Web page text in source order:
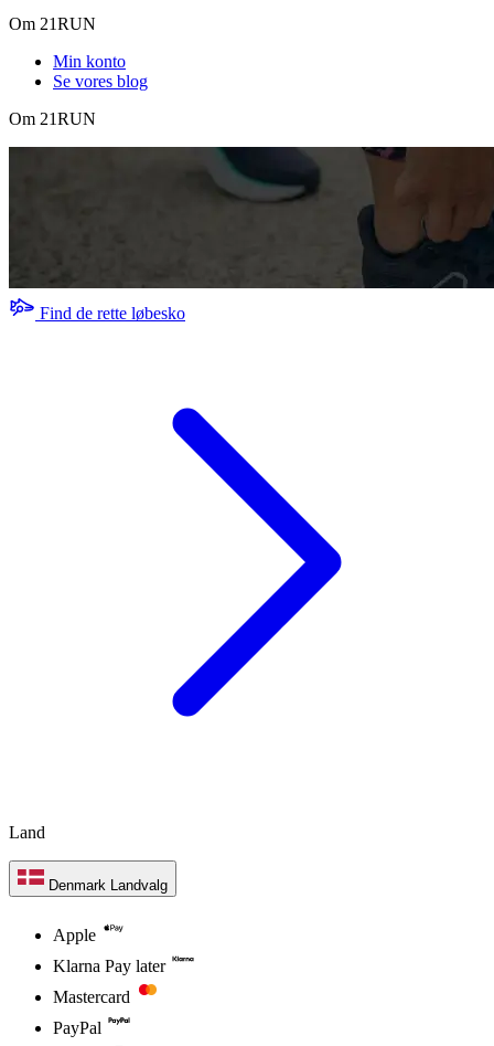
Om 21RUN
Min konto
Se vores blog
Om 21RUN
Find de rette løbesko
Land
Denmark Landvalg
Apple
Klarna Pay later
Mastercard
PayPal